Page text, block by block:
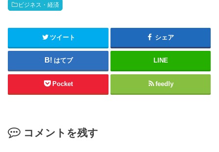
ビジネス・経済
ツイート シェア
はてブ LINE
Pocket feedly
コメントを残す